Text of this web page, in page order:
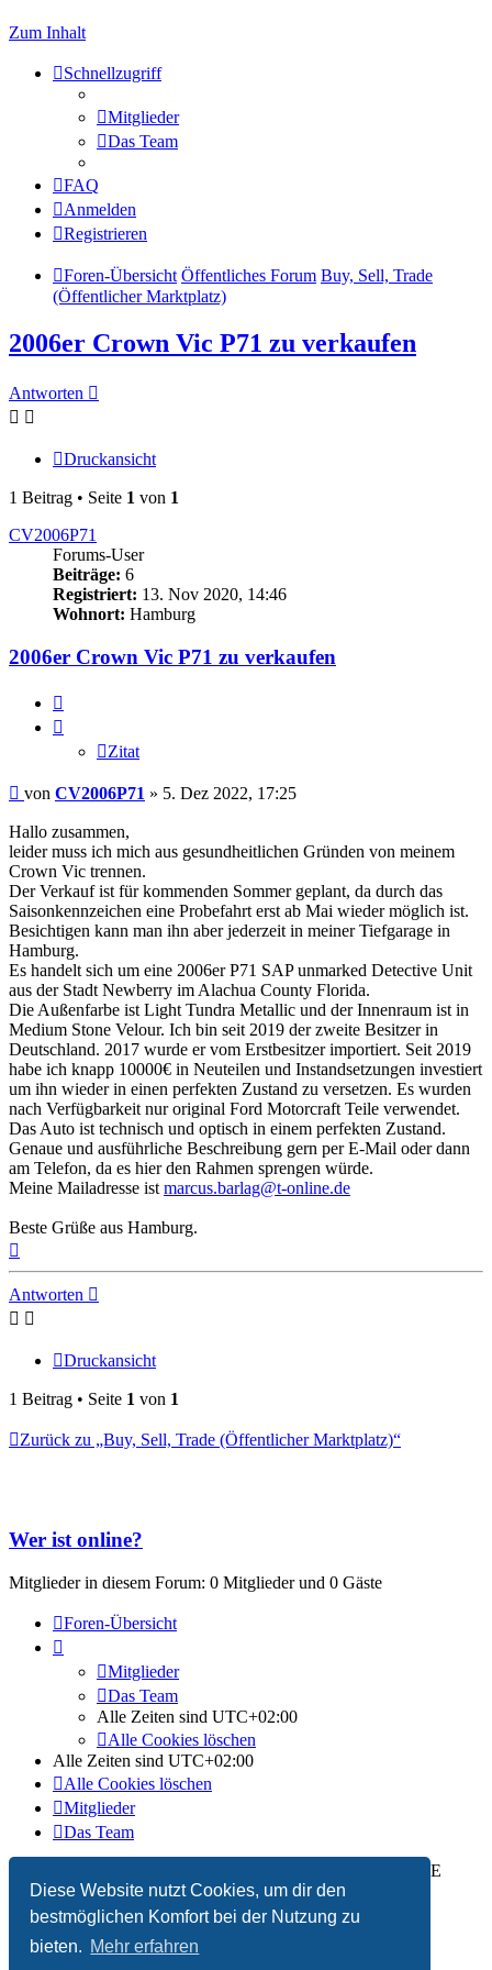
Diese Website nutzt Cookies, um dir den
bestmöglichen Komfort bei der Nutzung zu
bieten. Mehr erfahren
Zum Inhalt
Schnellzugriff
Mitglieder
Das Team
FAQ
Anmelden
Registrieren
Foren-Übersicht Öffentliches Forum Buy, Sell, Trade
(Öffentlicher Marktplatz)
2006er Crown Vic P71 zu verkaufen
Antworten
Druckansicht
1 Beitrag • Seite 1 von 1
CV2006P71
Forums-User
Beiträge: 6
Registriert: 13. Nov 2020, 14:46
Wohnort: Hamburg
2006er Crown Vic P71 zu verkaufen
Zitat
Beitrag
von CV2006P71 » 5. Dez 2022, 17:25
Hallo zusammen,
leider muss ich mich aus gesundheitlichen Gründen von meinem
Crown Vic trennen.
Der Verkauf ist für kommenden Sommer geplant, da durch das
Saisonkennzeichen eine Probefahrt erst ab Mai wieder möglich ist.
Besichtigen kann man ihn aber jederzeit in meiner Tiefgarage in
Hamburg.
Es handelt sich um eine 2006er P71 SAP unmarked Detective Unit
aus der Stadt Newberry im Alachua County Florida.
Die Außenfarbe ist Light Tundra Metallic und der Innenraum ist in
Medium Stone Velour. Ich bin seit 2019 der zweite Besitzer in
Deutschland. 2017 wurde er vom Erstbesitzer importiert. Seit 2019
habe ich knapp 10000€ in Neuteilen und Instandsetzungen investiert
um ihn wieder in einen perfekten Zustand zu versetzen. Es wurden
nach Verfügbarkeit nur original Ford Motorcraft Teile verwendet.
Das Auto ist technisch und optisch in einem perfekten Zustand.
Genaue und ausführliche Beschreibung gern per E-Mail oder dann
am Telefon, da es hier den Rahmen sprengen würde.
Meine Mailadresse ist marcus.barlag@t-online.de
Beste Grüße aus Hamburg.
Antworten
Druckansicht
1 Beitrag • Seite 1 von 1
Zurück zu „Buy, Sell, Trade (Öffentlicher Marktplatz)“
Wer ist online?
Mitglieder in diesem Forum: 0 Mitglieder und 0 Gäste
Foren-Übersicht
Mitglieder
Das Team
Alle Zeiten sind UTC+02:00
Alle Cookies löschen
Alle Zeiten sind UTC+02:00
Alle Cookies löschen
Mitglieder
Das Team
® Forum Software © phpBB Limited | SE
Square byPhpBB3 BBCodes
Deutsche Übersetzung durch phpBB.de